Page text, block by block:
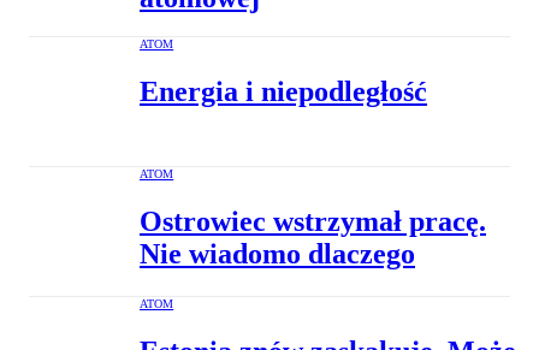
ATOM
Energia i niepodległość
ATOM
Ostrowiec wstrzymał pracę.
Nie wiadomo dlaczego
ATOM